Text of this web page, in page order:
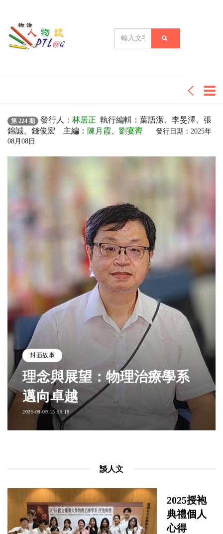
第 224 期 發行人： 林居正 執行編輯：葉語潔、李旻澤、張
錦誠、錢俊宏 主編： 陳月霞 劉宴齊 發行日期：2025年
08月08日
封面故事
理念與展望：物理治療學系
邁向卓越
2025-09-09 15:55:18
談人文
2025授袍
典禮個人
心得